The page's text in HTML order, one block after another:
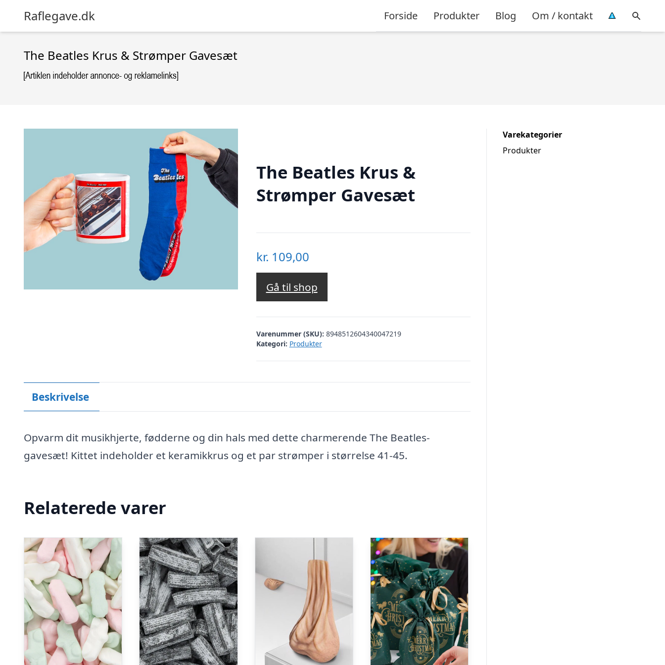
Raflegave.dk Forside Produkter Blog Om / kontakt
The Beatles Krus & Strømper Gavesæt
The Beatles Krus &
Strømper Gavesæt
kr. 109,00
Gå til shop
Varenummer (SKU): 8948512604340047219
Kategori: Produkter
Beskrivelse
Opvarm dit musikhjerte, fødderne og din hals med dette charmerende The Beatles-
gavesæt! Kittet indeholder et keramikkrus og et par strømper i størrelse 41-45.
Relaterede varer
Varekategorier
Produkter